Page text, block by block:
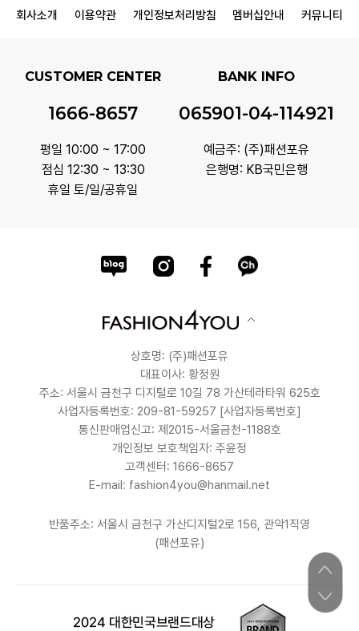
회사소개 이용약관 개인정보처리방침 멤버십안내 커뮤니티
CUSTOMER CENTER
1666-8657
평일 10:00 ~ 17:00
점심 12:30 ~ 13:30
휴일 토/일/공휴일
BANK INFO
065901-04-114921
예금주: (주)패션포유
은행명: KB국민은행
상호명: (주)패션포유
대표이사: 황정원
주소: 서울시 금천구 디지털로 10길 78 가산테라타워 625호
사업자등록번호: 209-81-59257 [사업자등록번호]
통신판매업신고: 제2015-서울금천-1188호
개인정보 보호책임자: 주윤정
고객센터: 1666-8657
E-mail: fashion4you@hanmail.net
반품주소: 서울시 금천구 가산디지털2로 156, 관악1직영
(패션포유)